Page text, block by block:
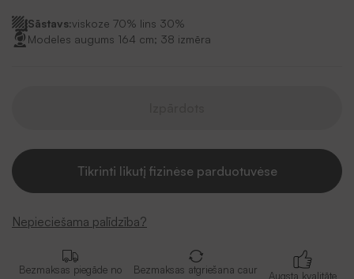
Sāstavs:viskoze 70% lins 30%
Modeles augums 164 cm; 38 izmēra
Tikrinti likutį fizinėse parduotuvėse
Nepieciešama palīdzība?
Bezmaksas piegāde no
Bezmaksas atgriešana caur
Augsta kvalitāte